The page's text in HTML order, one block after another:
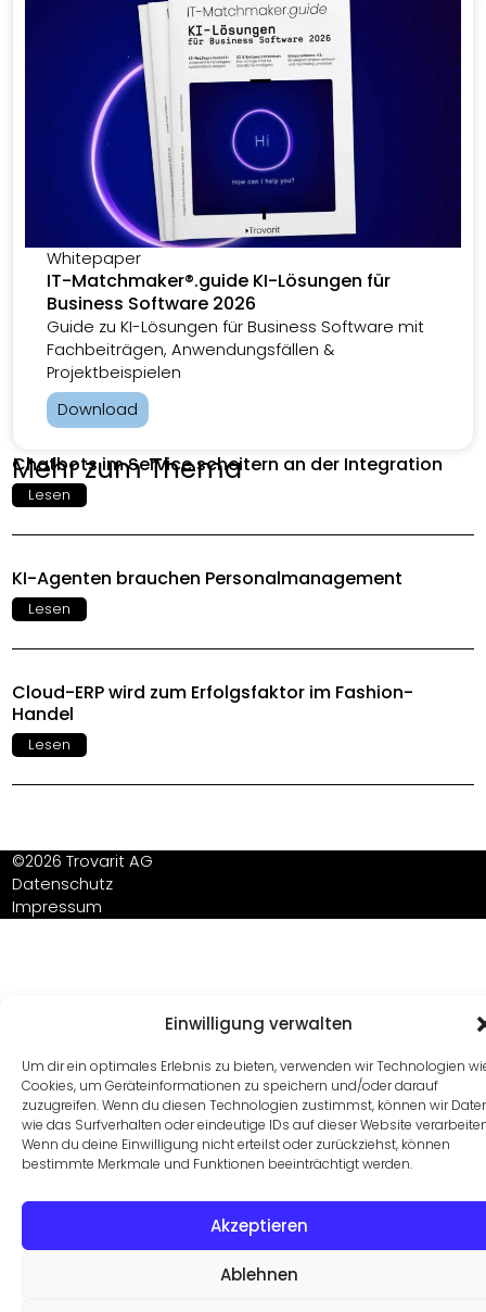
Einwilligung verwalten
Um dir ein optimales Erlebnis zu bieten, verwenden wir Technologien
Cookies, um Geräteinformationen zu speichern und/oder darauf
zuzugreifen. Wenn du diesen Technologien zustimmst, können wir
wie das Surfverhalten oder eindeutige IDs auf dieser Website
Wenn du deine Einwilligung nicht erteilst oder zurückziehst, können
bestimmte Merkmale und Funktionen beeinträchtigt werden.
Akzeptieren
Ablehnen
Whitepaper
IT-Matchmaker®.guide KI-Lösungen für
Business Software 2026
Guide zu KI-Lösungen für Business Software mit
Fachbeiträgen, Anwendungsfällen &
Projektbeispielen
Download
Mehr zum Thema
Chatbots im Service scheitern an der Integration
Lesen
KI-Agenten brauchen Personalmanagement
Lesen
Cloud-ERP wird zum Erfolgsfaktor im Fashion-
Handel
Lesen
©2026 Trovarit AG
Datenschutz
Impressum